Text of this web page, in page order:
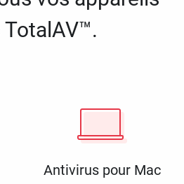
TotalAV™.
Antivirus pour Mac